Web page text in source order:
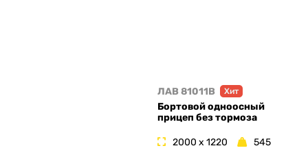
ЛАВ 81011B Хит
Бортовой одноосный
прицеп без тормоза
2000 x 1220 545